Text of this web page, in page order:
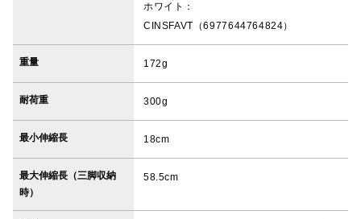
ホワイト：
CINSFAVT（6977644764824）
重量 172g
耐荷重 300g
最小伸縮長 18cm
最大伸縮長（三脚収納
時）
58.5cm